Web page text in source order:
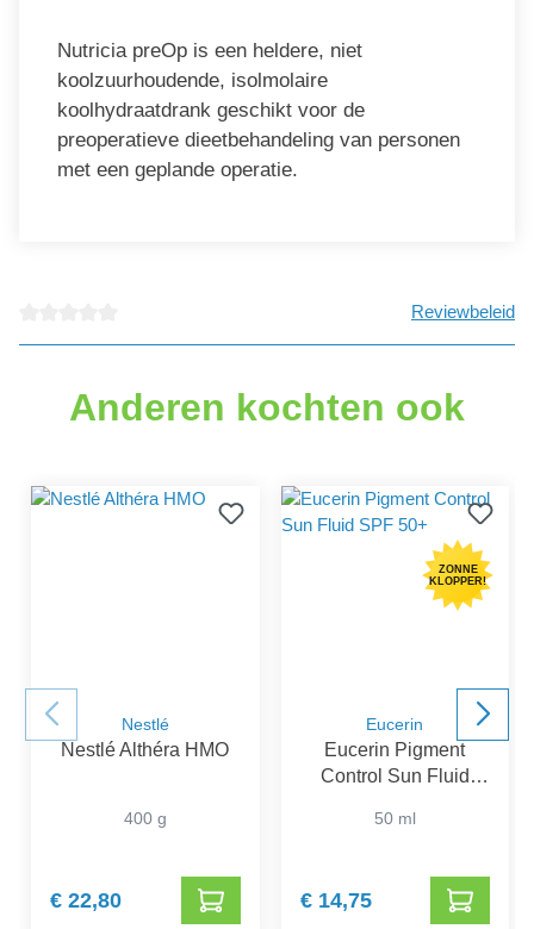
Nutricia preOp is een heldere, niet
koolzuurhoudende, isolmolaire
koolhydraatdrank geschikt voor de
preoperatieve dieetbehandeling van personen
met een geplande operatie.
Reviewbeleid
Anderen kochten ook
Nestlé
Nestlé Althéra HMO
400 g
€ 22,80
ZONNE
KLOPPER!
Eucerin
Eucerin Pigment
Control Sun Fluid
50 ml
€ 14,75